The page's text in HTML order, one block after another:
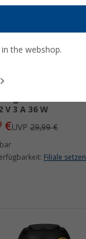
V 3 A 36 W
€UVP29,99 €
Filiale setzen
the webshop.